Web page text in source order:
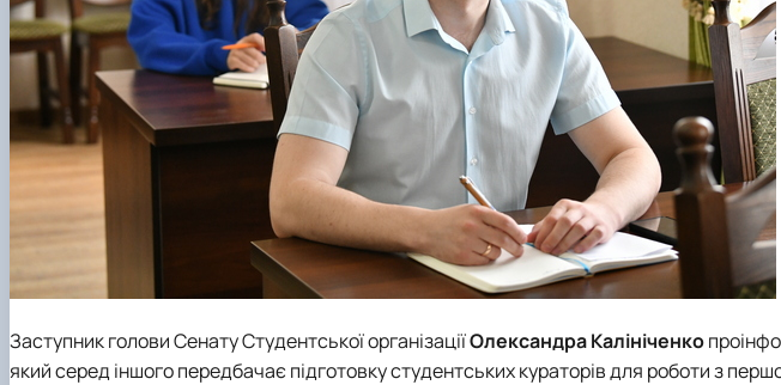
Заступник головиСенату Студентської організаціїОлександра Калініченко
який серед іншого передбачає підготовку студентських кураторів для роботи з